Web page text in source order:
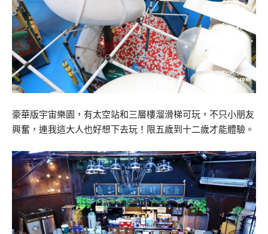
豪華版宇宙樂園，有太空站和三層樓溜滑梯可玩，不只小朋友
興奮，連我這大人也好想下去玩！限五歲到十二歲才能體驗。